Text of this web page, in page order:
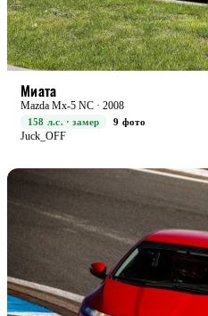
Миата
Mazda Mx-5 NC · 2008
158 л.с. · замер
9 фото
Juck_OFF